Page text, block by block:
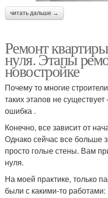
читать дальше →
Ремонт
нуля. Этапы
новостройке
Почему то многие
таких этапов не
ошибка .
Конечно, все зависит от
Однако сейчас все больше
просто голые стены. Вам
нуля.
На моей практике, только
были с какими-то работами: